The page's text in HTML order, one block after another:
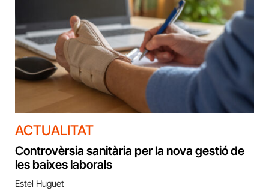
ACTUALITAT
Controvèrsia sanitària per la nova gestió de
les baixes laborals
Estel Huguet